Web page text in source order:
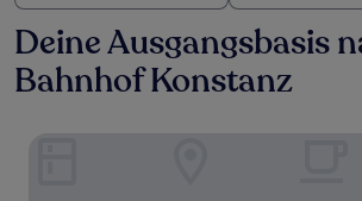
Deine Ausgangsbasis
Bahnhof Konstanz